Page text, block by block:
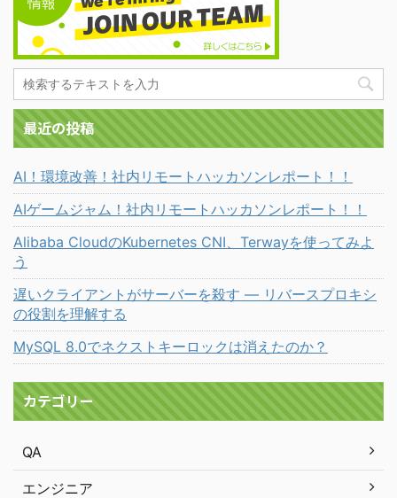
最近の投稿
AI！環境改善！社内リモートハッカソンレポート！！
AIゲームジャム！社内リモートハッカソンレポート！！
Alibaba CloudのKubernetes CNI、Terwayを使ってみよ
う
遅いクライアントがサーバーを殺す ― リバースプロキシ
の役割を理解する
MySQL 8.0でネクストキーロックは消えたのか？
カテゴリー
QA
エンジニア